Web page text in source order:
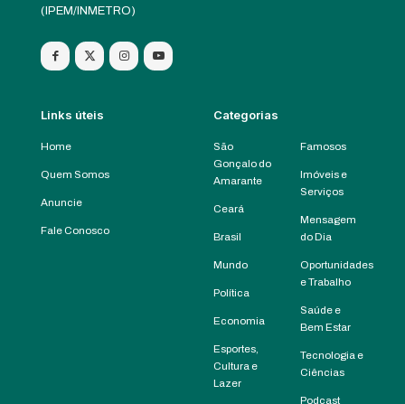
(IPEM/INMETRO)
Links úteis
Home
Quem Somos
Anuncie
Fale Conosco
Categorias
São
Gonçalo do
Amarante
Ceará
Brasil
Mundo
Política
Economia
Esportes,
Cultura e
Lazer
Famosos
Imóveis e
Serviços
Mensagem
do Dia
Oportunidades
e Trabalho
Saúde e
Bem Estar
Tecnologia e
Ciências
Podcast